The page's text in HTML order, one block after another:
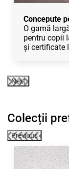
Concepute
O gamă
pentru copii
și certificate
Next
Colecții
Previous